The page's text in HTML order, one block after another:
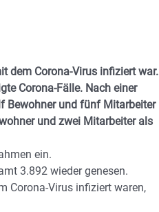
dem Corona-Virus infiziert war.
Corona-Fälle. Nach einer
Bewohner und fünf Mitarbeiter
und zwei Mitarbeiter als
ein.
3.892 wieder genesen.
Corona-Virus infiziert waren,